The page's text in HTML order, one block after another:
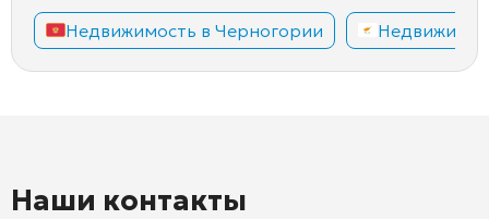
Недвижимость в Черногории
Наши контакты